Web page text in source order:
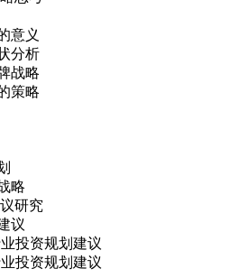
意义
分析
战略
策略
略
研究
议
业投资规划建议
业投资规划建议